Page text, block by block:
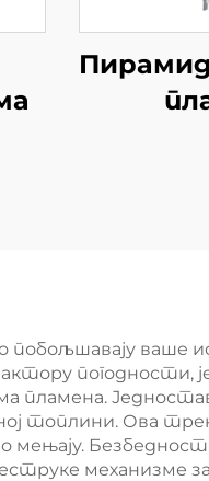
побољшавају ваше
погодности,
пламена.
топлини. Ова
мењају.
механизме